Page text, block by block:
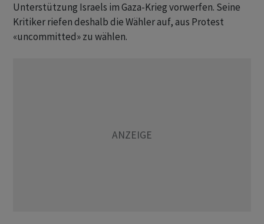
Unterstützung Israels im Gaza-Krieg vorwerfen. Seine
Kritiker riefen deshalb die Wähler auf, aus Protest
«uncommitted» zu wählen.